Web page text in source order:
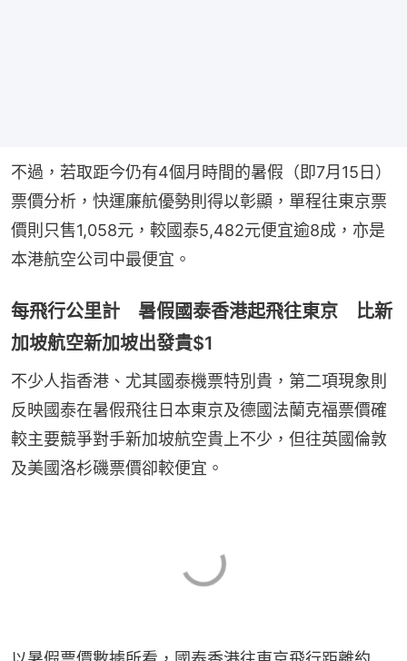
不過，若取距今仍有4個月時間的暑假（即7月15日）
票價分析，快運廉航優勢則得以彰顯，單程往東京票
價則只售1,058元，較國泰5,482元便宜逾8成，亦是
本港航空公司中最便宜。
每飛行公里計 暑假國泰香港起飛往東京 比新
加坡航空新加坡出發貴$1
不少人指香港、尤其國泰機票特別貴，第二項現象則
反映國泰在暑假飛往日本東京及德國法蘭克福票價確
較主要競爭對手新加坡航空貴上不少，但往英國倫敦
及美國洛杉磯票價卻較便宜。